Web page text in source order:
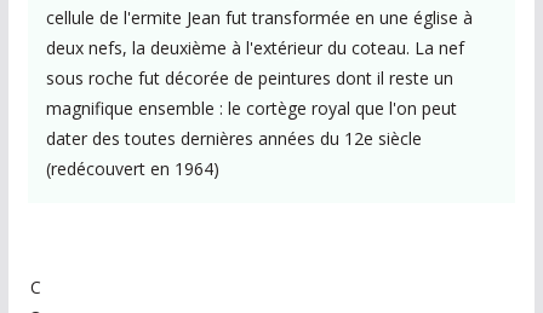
cellule de l'ermite Jean fut transformée en une église à
deux nefs, la deuxième à l'extérieur du coteau. La nef
sous roche fut décorée de peintures dont il reste un
magnifique ensemble : le cortège royal que l'on peut
dater des toutes dernières années du 12e siècle
(redécouvert en 1964)
C